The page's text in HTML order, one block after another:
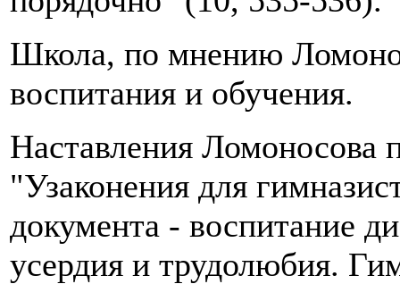
Школа, по мнению
воспитания и обучения.
Наставления Ломоносова
"Узаконения для
документа - воспитание
усердия и трудолюбия.